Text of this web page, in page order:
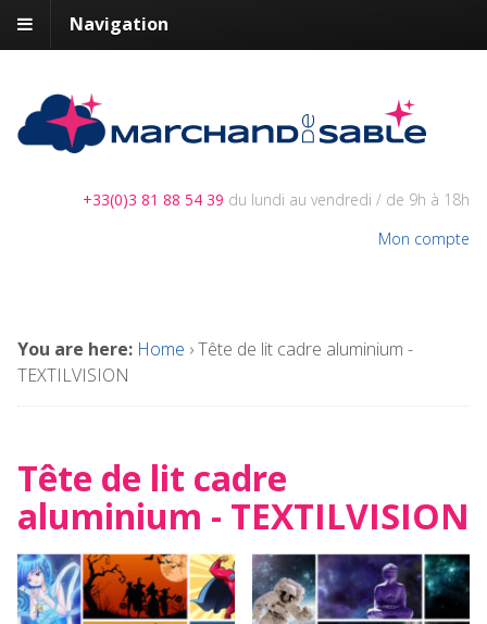
Navigation
+33(0)3 81 88 54 39 du lundi au vendredi / de 9h à 18h
Mon compte
You are here: Home ›Tête de lit cadre aluminium -
TEXTILVISION
Tête de lit cadre
aluminium - TEXTILVISION